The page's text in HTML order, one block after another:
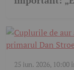
25 iun. 2026, 10:00